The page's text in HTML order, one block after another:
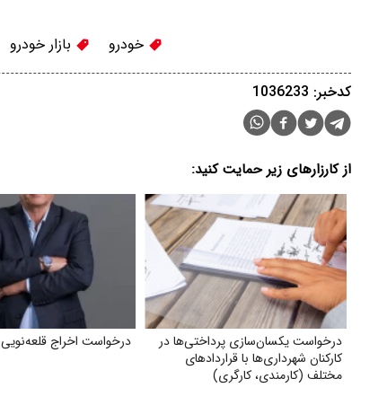
خودرو بازار خودرو
کدخبر: 1036233
از کارزارهای زیر حمایت کنید:
درخواست یکسان‌سازی پرداختی‌ها در
کارکنان شهرداری‌ها با قراردادهای
مختلف (کارمندی، کارگری)
درخواست اخراج